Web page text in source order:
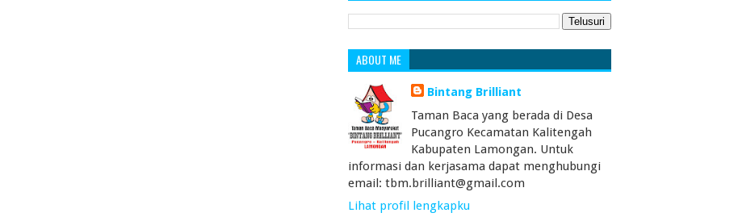
ABOUT ME
Bintang Brilliant
Taman Baca yang berada di Desa
Pucangro Kecamatan Kalitengah
Kabupaten Lamongan. Untuk
informasi dan kerjasama dapat menghubungi
email: tbm.brilliant@gmail.com
Lihat profil lengkapku